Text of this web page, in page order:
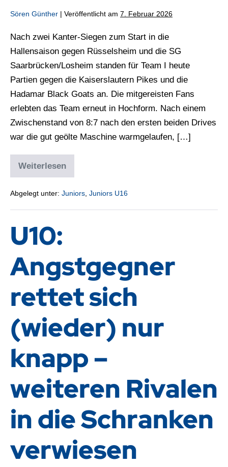
Sören Günther | Veröffentlicht am 7. Februar 2026
Nach zwei Kanter-Siegen zum Start in die
Hallensaison gegen Rüsselsheim und die SG
Saarbrücken/Losheim standen für Team I heute
Partien gegen die Kaiserslautern Pikes und die
Hadamar Black Goats an. Die mitgereisten Fans
erlebten das Team erneut in Hochform. Nach einem
Zwischenstand von 8:7 nach den ersten beiden Drives
war die gut geölte Maschine warmgelaufen, […]
Weiterlesen
Abgelegt unter: Juniors Juniors U16
U10:
Angstgegner
rettet sich
(wieder) nur
knapp –
weiteren Rivalen
in die Schranken
verwiesen